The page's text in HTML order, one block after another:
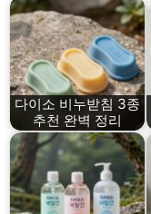
다이소 비누받침 3종
추천 완벽 정리